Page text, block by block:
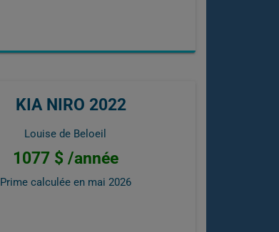
KIA NIRO 2022
Louise de Beloeil
1077 $ /année
Prime calculée en mai 2026